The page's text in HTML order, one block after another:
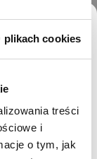
plikach cookies
treści
i
o tym, jak